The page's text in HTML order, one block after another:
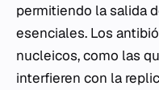
permitiendo la salida
esenciales. Los
nucleicos, como las
interfieren con la